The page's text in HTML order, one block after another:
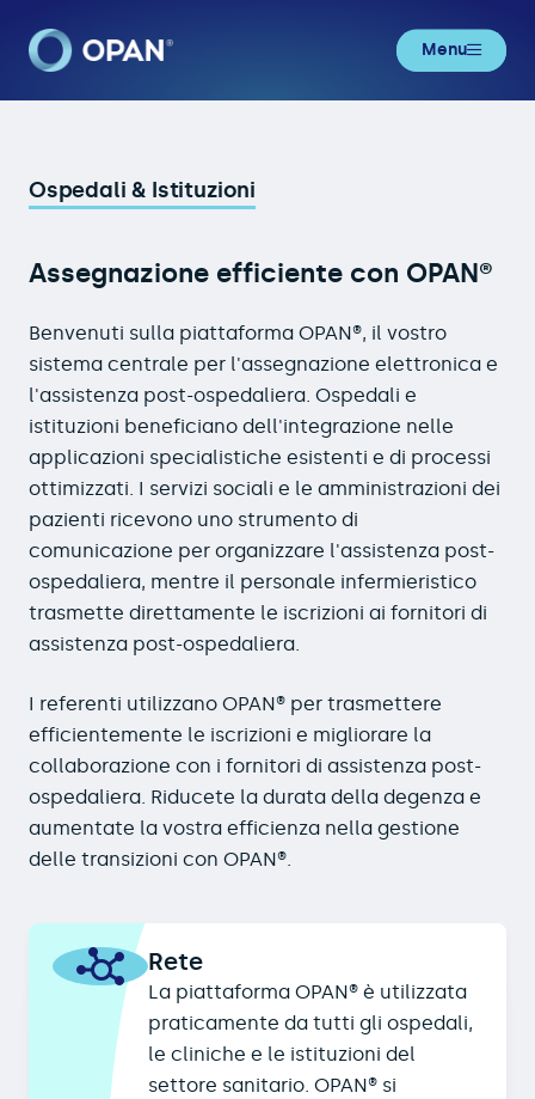
Menu
Ospedali & Istituzioni
Assegnazione efficiente con OPAN®
Benvenuti sulla piattaforma OPAN®, il vostro
sistema centrale per l'assegnazione elettronica e
l'assistenza post-ospedaliera. Ospedali e
istituzioni beneficiano dell'integrazione nelle
applicazioni specialistiche esistenti e di processi
ottimizzati. I servizi sociali e le amministrazioni dei
pazienti ricevono uno strumento di
comunicazione per organizzare l'assistenza post-
ospedaliera, mentre il personale infermieristico
trasmette direttamente le iscrizioni ai fornitori di
assistenza post-ospedaliera.
I referenti utilizzano OPAN® per trasmettere
efficientemente le iscrizioni e migliorare la
collaborazione con i fornitori di assistenza post-
ospedaliera. Riducete la durata della degenza e
aumentate la vostra efficienza nella gestione
delle transizioni con OPAN®.
Rete
La piattaforma OPAN® è utilizzata
praticamente da tutti gli ospedali,
le cliniche e le istituzioni del
settore sanitario. OPAN® si